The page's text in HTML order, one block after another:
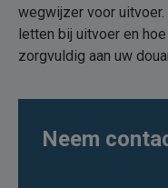
wegwijzer voor
letten bij uitvoer en
zorgvuldig aan uw
Neem